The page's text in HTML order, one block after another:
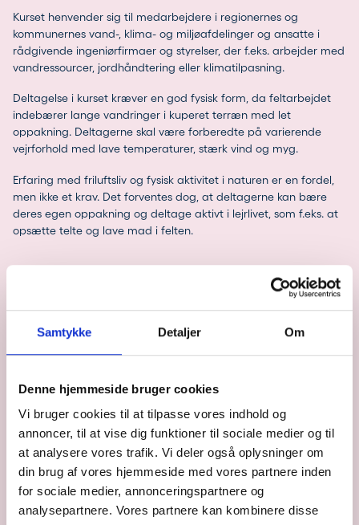
Samtykke Detaljer Om
Denne hjemmeside bruger cookies
Vi bruger cookies til at tilpasse vores indhold og
annoncer, til at vise dig funktioner til sociale medier og til
at analysere vores trafik. Vi deler også oplysninger om
din brug af vores hjemmeside med vores partnere inden
for sociale medier, annonceringspartnere og
analysepartnere. Vores partnere kan kombinere disse
Kurset henvender sig til medarbejdere i regionernes og
kommunernes vand-, klima- og miljøafdelinger og ansatte i
rådgivende ingeniørfirmaer og styrelser, der f.eks. arbejder med
vandressourcer, jordhåndtering eller klimatilpasning.
Deltagelse i kurset kræver en god fysisk form, da feltarbejdet
indebærer lange vandringer i kuperet terræn med let
oppakning. Deltagerne skal være forberedte på varierende
vejrforhold med lave temperaturer, stærk vind og myg.
Erfaring med friluftsliv og fysisk aktivitet i naturen er en fordel,
men ikke et krav. Det forventes dog, at deltagerne kan bære
deres egen oppakning og deltage aktivt i lejrlivet, som f.eks. at
opsætte telte og lave mad i felten.
HVAD LÆRER DU
Gennem feltstudier, faglige oplæg og praktiske øvelser får
deltagerne en unik mulighed for at fordybe sig i de processer,
jorden i meget af Danmarks landskab. Mange af de processer,
man i dag ser i Grønland, såsom smeltevandsfloder,
randmoræner og periglaciale processer, fandtes i istiden i
Danmark. Mange af de vigtigste egenskaber i nutidens
overfladenære geologi opstod dengang.
En sådan grundlæggende, erfaringsbaseret viden kan være
afgørende for at kunne arbejde med klimatilpasning,